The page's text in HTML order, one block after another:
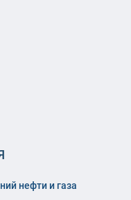
нефти и газа